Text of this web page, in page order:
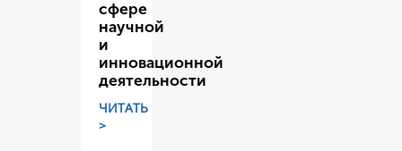
сфере
научной
и
инновационной
деятельности
ЧИТАТЬ
>